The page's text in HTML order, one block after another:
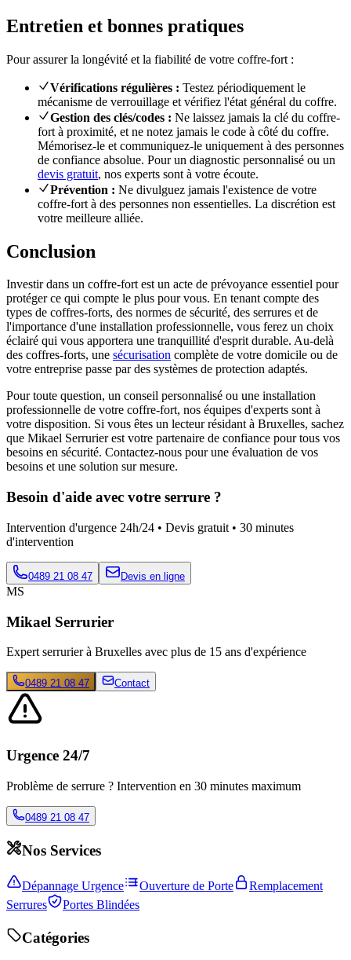
Entretien et bonnes pratiques
Pour assurer la longévité et la fiabilité de votre coffre-fort :
Vérifications régulières : Testez périodiquement le
mécanisme de verrouillage et vérifiez l'état général du coffre.
Gestion des clés/codes : Ne laissez jamais la clé du coffre-
fort à proximité, et ne notez jamais le code à côté du coffre.
Mémorisez-le et communiquez-le uniquement à des personnes
de confiance absolue. Pour un diagnostic personnalisé ou un
devis gratuit, nos experts sont à votre écoute.
Prévention : Ne divulguez jamais l'existence de votre
coffre-fort à des personnes non essentielles. La discrétion est
votre meilleure alliée.
Conclusion
Investir dans un coffre-fort est un acte de prévoyance essentiel pour
protéger ce qui compte le plus pour vous. En tenant compte des
types de coffres-forts, des normes de sécurité, des serrures et de
l'importance d'une installation professionnelle, vous ferez un choix
éclairé qui vous apportera une tranquillité d'esprit durable. Au-delà
des coffres-forts, une sécurisation complète de votre domicile ou de
votre entreprise passe par des systèmes de protection adaptés.
Pour toute question, un conseil personnalisé ou une installation
professionnelle de votre coffre-fort, nos équipes d'experts sont à
votre disposition. Si vous êtes un lecteur résidant à Bruxelles, sachez
que Mikael Serrurier est votre partenaire de confiance pour tous vos
besoins en sécurité. Contactez-nous pour une évaluation de vos
besoins et une solution sur mesure.
Besoin d'aide avec votre serrure ?
Intervention d'urgence 24h/24 • Devis gratuit • 30 minutes
d'intervention
0489 21 08 47 Devis en ligne
MS
Mikael Serrurier
Expert serrurier à Bruxelles avec plus de 15 ans d'expérience
0489 21 08 47 Contact
Urgence 24/7
Problème de serrure ? Intervention en 30 minutes maximum
0489 21 08 47
Nos Services
Dépannage Urgence Ouverture de Porte
Remplacement
Serrures
Portes Blindées
Catégories